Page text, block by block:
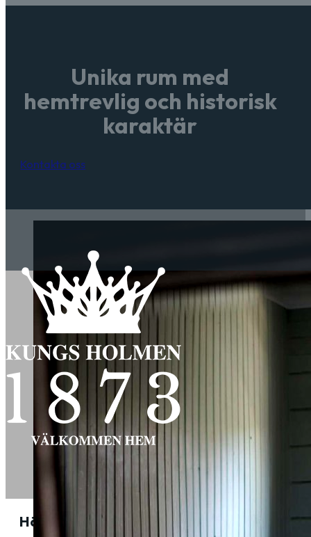
Unika rum med
hemtrevlig och historisk
karaktär
Kontakta oss
Här på Kungsholmen erbjuder vi olika